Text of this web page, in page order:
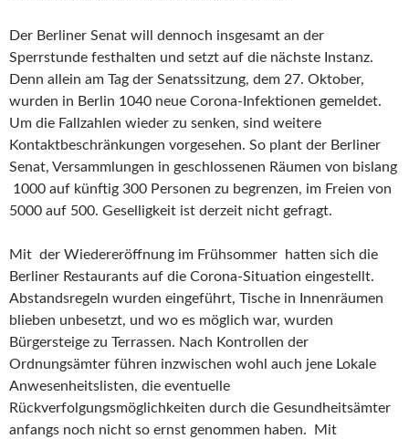
Der Berliner Senat will dennoch insgesamt an der
Sperrstunde festhalten und setzt auf die nächste Instanz.
Denn allein am Tag der Senatssitzung, dem 27. Oktober,
wurden in Berlin 1040 neue Corona-Infektionen gemeldet.
Um die Fallzahlen wieder zu senken, sind weitere
Kontaktbeschränkungen vorgesehen. So plant der Berliner
Senat, Versammlungen in geschlossenen Räumen von bislang
1000 auf künftig 300 Personen zu begrenzen, im Freien von
5000 auf 500. Geselligkeit ist derzeit nicht gefragt.
Mit der Wiedereröffnung im Frühsommer hatten sich die
Berliner Restaurants auf die Corona-Situation eingestellt.
Abstandsregeln wurden eingeführt, Tische in Innenräumen
blieben unbesetzt, und wo es möglich war, wurden
Bürgersteige zu Terrassen. Nach Kontrollen der
Ordnungsämter führen inzwischen wohl auch jene Lokale
Anwesenheitslisten, die eventuelle
Rückverfolgungsmöglichkeiten durch die Gesundheitsämter
anfangs noch nicht so ernst genommen haben. Mit